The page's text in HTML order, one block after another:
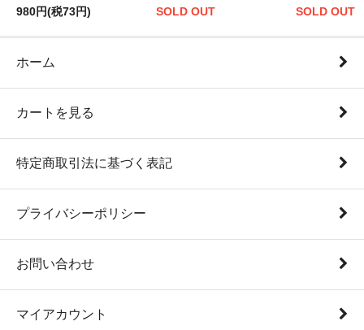
980円(税73円)
SOLD OUT
SOLD OUT
ホーム
カートを見る
特定商取引法に基づく表記
プライバシーポリシー
お問い合わせ
マイアカウント